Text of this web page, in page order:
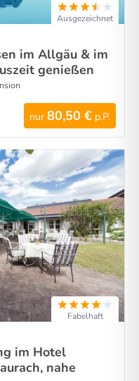
Ausgezeichnet
im Allgäu & im
genießen
nur 80,50 € p.P.
Fabelhaft
im Hotel
nahe